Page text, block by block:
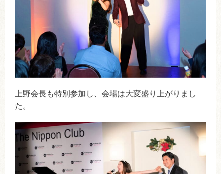
上野会長も特別参加し、会場は大変盛り上がりまし
た。